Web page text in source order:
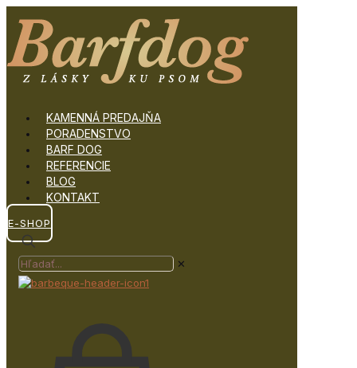
KAMENNÁ PREDAJŇA
PORADENSTVO
BARF DOG
REFERENCIE
BLOG
KONTAKT
E-SHOP
✕